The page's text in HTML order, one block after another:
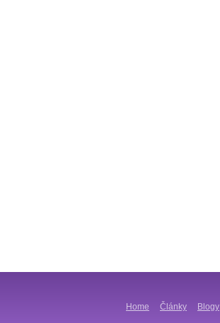
Home Články Blogy